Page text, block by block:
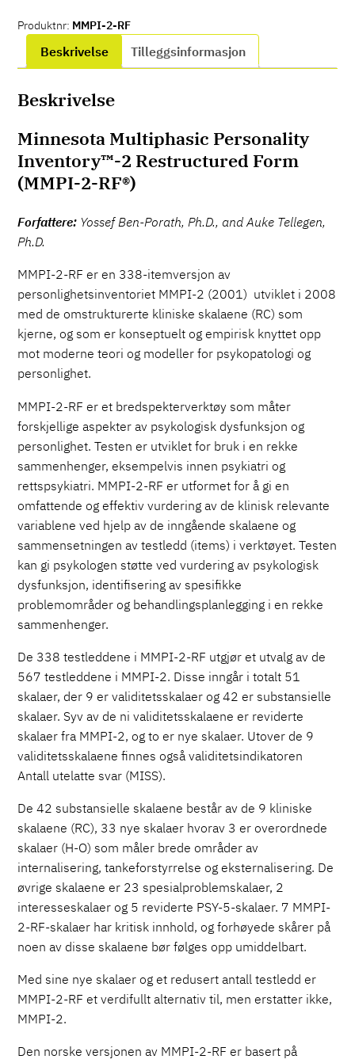
Produktnr: MMPI-2-RF
Beskrivelse Tilleggsinformasjon
Beskrivelse
Minnesota Multiphasic Personality
Inventory™-2 Restructured Form
(MMPI-2-RF®)
Forfattere: Yossef Ben-Porath, Ph.D., and Auke Tellegen,
Ph.D.
MMPI-2-RF er en 338-itemversjon av
personlighetsinventoriet MMPI-2 (2001) utviklet i 2008
med de omstrukturerte kliniske skalaene (RC) som
kjerne, og som er konseptuelt og empirisk knyttet opp
mot moderne teori og modeller for psykopatologi og
personlighet.
MMPI-2-RF er et bredspekterverktøy som måter
forskjellige aspekter av psykologisk dysfunksjon og
personlighet. Testen er utviklet for bruk i en rekke
sammenhenger, eksempelvis innen psykiatri og
rettspsykiatri. MMPI-2-RF er utformet for å gi en
omfattende og effektiv vurdering av de klinisk relevante
variablene ved hjelp av de inngående skalaene og
sammensetningen av testledd (items) i verktøyet. Testen
kan gi psykologen støtte ved vurdering av psykologisk
dysfunksjon, identifisering av spesifikke
problemområder og behandlingsplanlegging i en rekke
sammenhenger.
De 338 testleddene i MMPI-2-RF utgjør et utvalg av de
567 testleddene i MMPI-2. Disse inngår i totalt 51
skalaer, der 9 er validitetsskalaer og 42 er substansielle
skalaer. Syv av de ni validitetsskalaene er reviderte
skalaer fra MMPI-2, og to er nye skalaer. Utover de 9
validitetsskalaene finnes også validitetsindikatoren
Antall utelatte svar (MISS).
De 42 substansielle skalaene består av de 9 kliniske
skalaene (RC), 33 nye skalaer hvorav 3 er overordnede
skalaer (H-O) som måler brede områder av
internalisering, tankeforstyrrelse og eksternalisering. De
øvrige skalaene er 23 spesialproblemskalaer, 2
interesseskalaer og 5 reviderte PSY-5-skalaer. 7 MMPI-
2-RF-skalaer har kritisk innhold, og forhøyede skårer på
noen av disse skalaene bør følges opp umiddelbart.
Med sine nye skalaer og et redusert antall testledd er
MMPI-2-RF et verdifullt alternativ til, men erstatter ikke,
MMPI-2.
Den norske versjonen av MMPI-2-RF er basert på